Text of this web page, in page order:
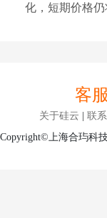
化，短期价格仍
客
关于硅云 | 联
Copyright©上海合玙科